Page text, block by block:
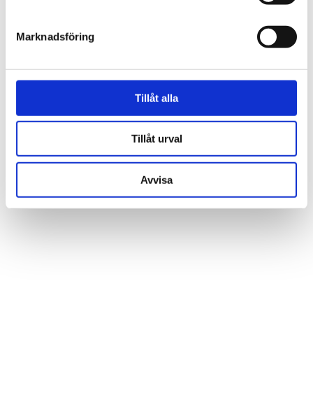
Marknadsföring
Tillåt alla
Tillåt urval
Avvisa